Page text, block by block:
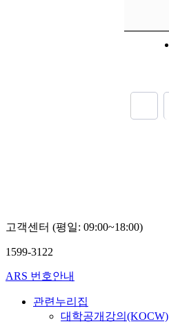
고객센터 (평일: 09:00~18:00)
1599-3122
ARS 번호안내
관련누리집
대학공개강의(KOCW)